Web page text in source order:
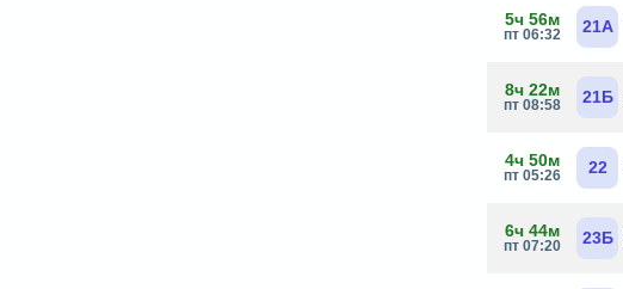
5ч 56м
пт 06:32 21А
8ч 22м
пт 08:58 21Б
4ч 50м
пт 05:26 22
6ч 44м
пт 07:20 23Б